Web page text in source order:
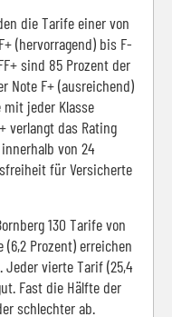
die Tarife einer von
(hervorragend) bis F-
sind 85 Prozent der
Note F+ (ausreichend)
jeder Klasse
verlangt das Rating
von 24
für Versicherte
130 Tarife von
Prozent) erreichen
Jeder vierte Tarif (25,4
Fast die Hälfte der
schlechter ab.